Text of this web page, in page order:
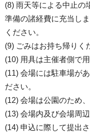
(8) 雨天等による中止の
準備の諸経費に充当し
ください。
(9) ごみはお持ち帰りく
(10) 用具は主催者側で
(11) 会場には駐車場が
ださい。
(12) 会場は公園のため
(13) 会場内及び会場周
(14) 申込に際して提出